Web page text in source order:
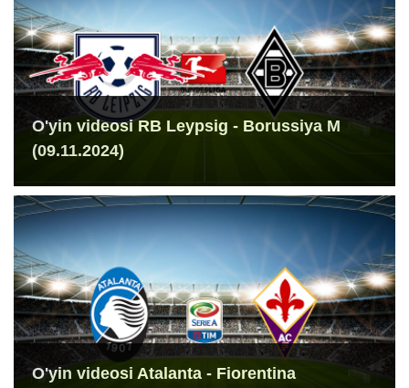
O'yin videosi RB Leypsig - Borussiya M
(09.11.2024)
O'yin videosi Atalanta - Fiorentina